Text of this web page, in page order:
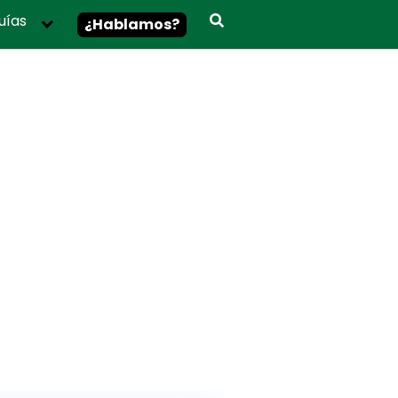
¿Hablamos?